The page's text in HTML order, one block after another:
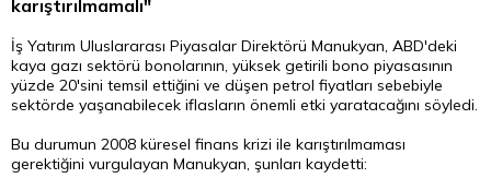
karıştırılmamalı"
İş Yatırım Uluslararası Piyasalar Direktörü Manukyan, ABD'deki
kaya gazı sektörü bonolarının, yüksek getirili bono piyasasının
yüzde 20'sini temsil ettiğini ve düşen petrol fiyatları sebebiyle
sektörde yaşanabilecek iflasların önemli etki yaratacağını söyledi.
Bu durumun 2008 küresel finans krizi ile karıştırılmaması
gerektiğini vurgulayan Manukyan, şunları kaydetti: